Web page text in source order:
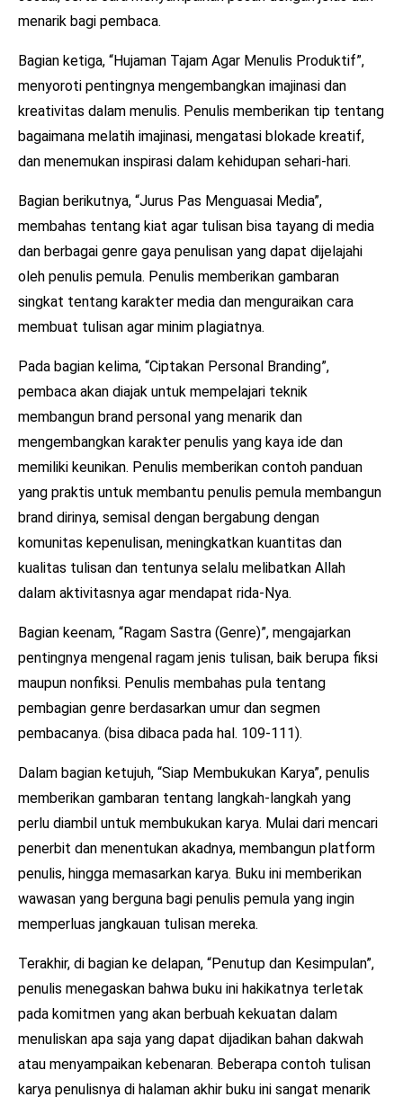
menarik bagi pembaca.
Bagian ketiga, “Hujaman Tajam Agar Menulis Produktif”,
menyoroti pentingnya mengembangkan imajinasi dan
kreativitas dalam menulis. Penulis memberikan tip tentang
bagaimana melatih imajinasi, mengatasi blokade kreatif,
dan menemukan inspirasi dalam kehidupan sehari-hari.
Bagian berikutnya, “Jurus Pas Menguasai Media”,
membahas tentang kiat agar tulisan bisa tayang di media
dan berbagai genre gaya penulisan yang dapat dijelajahi
oleh penulis pemula. Penulis memberikan gambaran
singkat tentang karakter media dan menguraikan cara
membuat tulisan agar minim plagiatnya.
Pada bagian kelima, “Ciptakan Personal Branding”,
pembaca akan diajak untuk mempelajari teknik
membangun brand personal yang menarik dan
mengembangkan karakter penulis yang kaya ide dan
memiliki keunikan. Penulis memberikan contoh panduan
yang praktis untuk membantu penulis pemula membangun
brand dirinya, semisal dengan bergabung dengan
komunitas kepenulisan, meningkatkan kuantitas dan
kualitas tulisan dan tentunya selalu melibatkan Allah
dalam aktivitasnya agar mendapat rida-Nya.
Bagian keenam, “Ragam Sastra (Genre)”, mengajarkan
pentingnya mengenal ragam jenis tulisan, baik berupa fiksi
maupun nonfiksi. Penulis membahas pula tentang
pembagian genre berdasarkan umur dan segmen
pembacanya. (bisa dibaca pada hal. 109-111).
Dalam bagian ketujuh, “Siap Membukukan Karya”, penulis
memberikan gambaran tentang langkah-langkah yang
perlu diambil untuk membukukan karya. Mulai dari mencari
penerbit dan menentukan akadnya, membangun platform
penulis, hingga memasarkan karya. Buku ini memberikan
wawasan yang berguna bagi penulis pemula yang ingin
memperluas jangkauan tulisan mereka.
Terakhir, di bagian ke delapan, “Penutup dan Kesimpulan”,
penulis menegaskan bahwa buku ini hakikatnya terletak
pada komitmen yang akan berbuah kekuatan dalam
menuliskan apa saja yang dapat dijadikan bahan dakwah
atau menyampaikan kebenaran. Beberapa contoh tulisan
karya penulisnya di halaman akhir buku ini sangat menarik